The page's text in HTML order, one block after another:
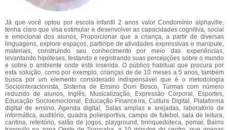
Já que você optou por escola infantil 2 anos valor Condomínio alphaville,
tenha claro que visa estimular e desenvolver as capacidades cognitiva, social
e emocional dos alunos, Proporcionar que a criança, a partir de diversas
linguagens, explore espaços, participe de atividades expressivas e manipule,
materiais, construindo seu conhecimento por meio das experiências,
levantando hipóteses, testando e registrando suas percepções sobre o mundo
e sobre o ambiente onde está inserida. O público habitual que procura por
esta solução, como por exemplo, crianças de de 10 meses a 5 anos, também
busca por um elemento considerado indispensável que é o metodologia
Sociointeracionista, Sistema de Ensino Dom Bosco, Turmas com número
reduzido de alunos, Inglês, Musicalização, Expressão Corporal, Esportes,
Educação Socioemocional, Educação Financeira, Cultura Digital, Plataforma
digital de ensino, Agenda digital, Salas amplas e arejadas, laboratório de
informática, auditório, quadra poliesportiva, campo de futebol, sala de leitura,
cantina, refeitório, salão de jogos, playground, brinquedoteca, pomar, Bairro